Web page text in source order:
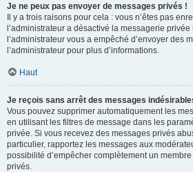
Je ne peux pas envoyer de messages privés !
Il y a trois raisons pour cela : vous n’êtes pas
l’administrateur a désactivé la messagerie privée
l’administrateur vous a empêché d’envoyer des
l’administrateur pour plus d’informations.
Haut
Je reçois sans arrêt des messages
Vous pouvez supprimer automatiquement les
en utilisant les filtres de message dans les
privée. Si vous recevez des messages privés
particulier, rapportez les messages aux
possibilité d’empêcher complètement un
privés.